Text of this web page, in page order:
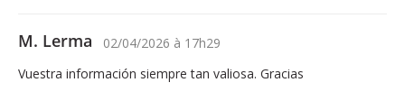
M. Lerma 02/04/2026 à 17h29
Vuestra información siempre tan valiosa. Gracias